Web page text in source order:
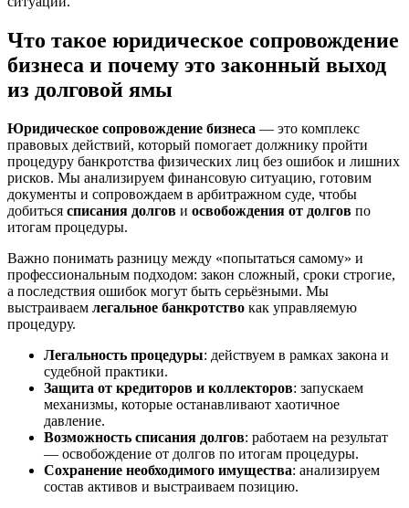
Что такое юридическое сопровождение
бизнеса и почему это законный выход
из долговой ямы
Юридическое сопровождение бизнеса — это комплекс
правовых действий, который помогает должнику пройти
процедуру банкротства физических лиц без ошибок и лишних
рисков. Мы анализируем финансовую ситуацию, готовим
документы и сопровождаем в арбитражном суде, чтобы
добиться списания долгов и освобождения от долгов по
итогам процедуры.
Важно понимать разницу между «попытаться самому» и
профессиональным подходом: закон сложный, сроки строгие,
а последствия ошибок могут быть серьёзными. Мы
выстраиваем легальное банкротство как управляемую
процедуру.
Легальность процедуры: действуем в рамках закона и
судебной практики.
Защита от кредиторов и коллекторов: запускаем
механизмы, которые останавливают хаотичное
давление.
Возможность списания долгов: работаем на результат
— освобождение от долгов по итогам процедуры.
Сохранение необходимого имущества: анализируем
состав активов и выстраиваем позицию.